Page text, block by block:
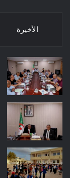
الأخيرة